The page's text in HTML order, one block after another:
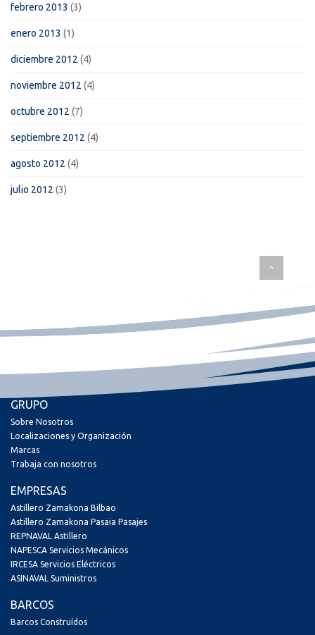
febrero 2013 (3)
enero 2013 (1)
diciembre 2012 (4)
noviembre 2012 (4)
octubre 2012 (7)
septiembre 2012 (4)
agosto 2012 (4)
julio 2012 (3)
GRUPO
Sobre Nosotros
Localizaciones y Organización
Marcas
Trabaja con nosotros
EMPRESAS
Astillero Zamakona Bilbao
Astillero Zamakona Pasaia Pasajes
REPNAVAL Astillero
NAPESCA Servicios Mecánicos
IRCESA Servicios Eléctricos
ASINAVAL Suministros
BARCOS
Barcos Construídos